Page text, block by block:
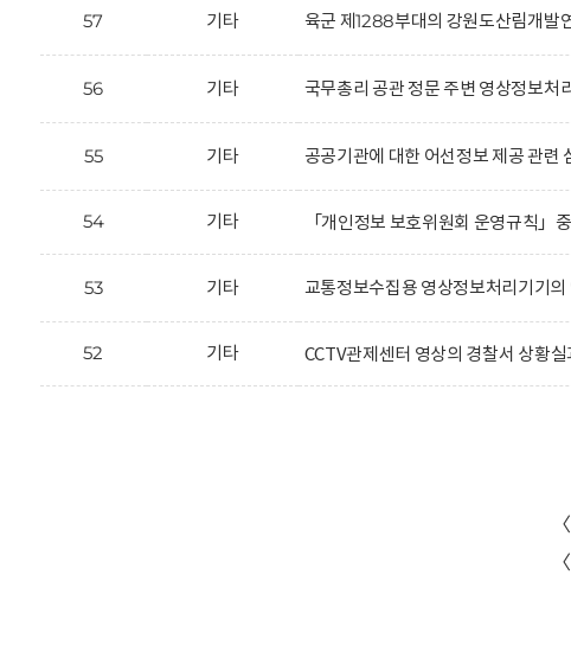
57 기타 육군 제1288부대의 강원도산림개발
56 기타 국무총리 공관 정문 주변 영상정보처
55 기타 공공기관에 대한 어선정보 제공 관련
54 기타 「개인정보 보호위원회 운영규칙」
53 기타 교통정보수집용 영상정보처리기기의
52 기타 CCTV관제센터 영상의 경찰서 상황
〈
〈